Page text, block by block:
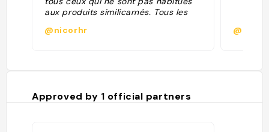
aux produits similicarnés. Tous les
pratiquement identiques à leur
nous sommes retournés y déjeuner
@nicorhr @
Approved by 1 official partners